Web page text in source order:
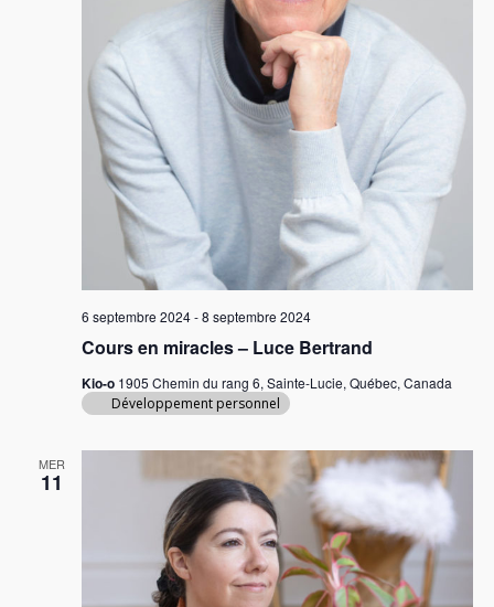
Cours en miracles – Luce Bertrand
6 septembre 2024-8 septembre 2024
Kio-o 1905 Chemin du rang 6, Sainte-Lucie, Québec, Canada
Développement personnel
MER
11